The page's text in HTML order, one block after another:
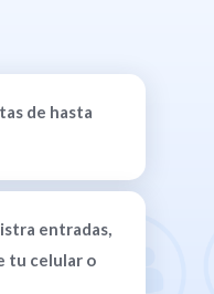
de hasta
entradas,
tu celular o